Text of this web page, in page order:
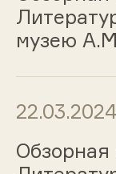
музею
22.03.2024
Обзорная